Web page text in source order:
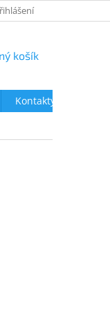
PODMÍNKY
košík
Kontakty